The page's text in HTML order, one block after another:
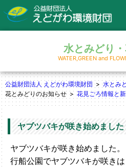
水とみどり
WATER,GREEN and
公益財団法人 えどがわ環境財団
水とみ
花とみどりのお知らせ
花見ごろ情報と
ヤブツバキが咲き始めました
ヤブツバキが咲き始めました
行船公園でヤブツバキが咲き